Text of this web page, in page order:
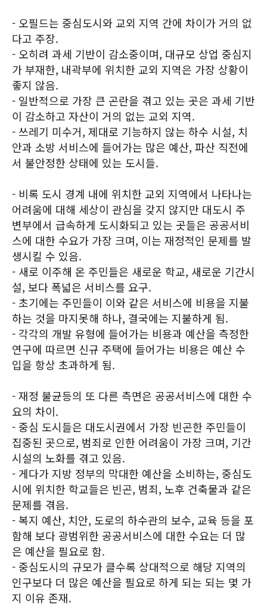
- 오필드는 중심도시와 교외 지역 간에 차이가 거의 없
다고 주장.
- 오히려 과세 기반이 감소중이며, 대규모 상업 중심지
가 부재한, 내곽부에 위치한 교외 지역은 가장 상황이
좋지 않음.
- 일반적으로 가장 큰 곤란을 겪고 있는 곳은 과세 기반
이 감소하고 자산이 거의 없는 교외 지역.
- 쓰레기 미수거, 제대로 기능하지 않는 하수 시설, 치
안과 소방 서비스에 들어가는 많은 예산, 파산 직전에
서 불안정한 상태에 있는 도시들.
- 비록 도시 경계 내에 위치한 교외 지역에서 나타나는
어려움에 대해 세상이 관심을 갖지 않지만 대도시 주
변부에서 급속하게 도시화되고 있는 곳들은 공공서비
스에 대한 수요가 가장 크며, 이는 재정적인 문제를 발
생시킬 수 있음.
- 새로 이주해 온 주민들은 새로운 학교, 새로운 기간시
설, 보다 폭넓은 서비스를 요구.
- 초기에는 주민들이 이와 같은 서비스에 비용을 지불
하는 것을 마지못해 하나, 결국에는 지불하게 됨.
- 각각의 개발 유형에 들어가는 비용과 예산을 측정한
연구에 따르면 신규 주택에 들어가는 비용은 예산 수
입을 항상 초과하게 됨.
- 재정 불균등의 또 다른 측면은 공공서비스에 대한 수
요의 차이.
- 중심 도시들은 대도시권에서 가장 빈곤한 주민들이
집중된 곳으로, 범죄로 인한 어려움이 가장 크며, 기간
시설의 노화를 겪고 있음.
- 게다가 지방 정부의 막대한 예산을 소비하는, 중심도
시에 위치한 학교들은 빈곤, 범죄, 노후 건축물과 같은
문제를 겪음.
- 복지 예산, 치안, 도로의 하수관의 보수, 교육 등을 포
함해 보다 광범위한 공공서비스에 대한 수요는 더 많
은 예산을 필요로 함.
- 중심도시의 규모가 클수록 상대적으로 해당 지역의
인구보다 더 많은 예산을 필요로 하게 되는 되는 몇 가
지 이유 존재.